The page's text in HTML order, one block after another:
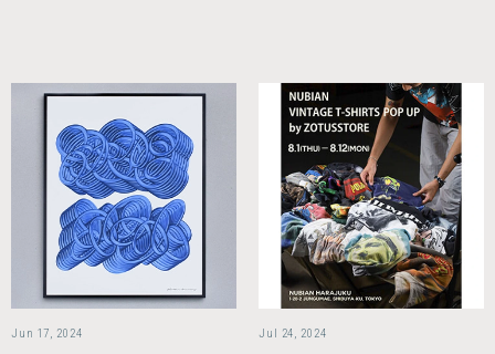
Jun 17, 2024 Jul 24, 2024